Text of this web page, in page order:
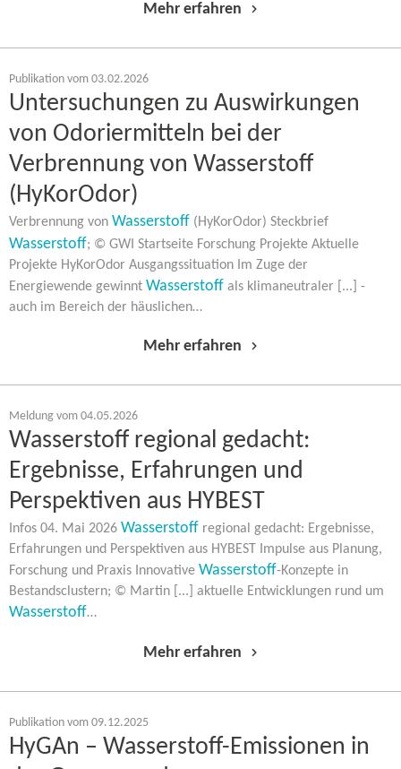
Mehr erfahren
Publikation vom 03.02.2026
Untersuchungen zu Auswirkungen
von Odoriermitteln bei der
Verbrennung von Wasserstoff
(HyKorOdor)
Verbrennung von Wasserstoff (HyKorOdor) Steckbrief
Wasserstoff; © GWI Startseite Forschung Projekte Aktuelle
Projekte HyKorOdor Ausgangssituation Im Zuge der
Energiewende gewinnt Wasserstoff als klimaneutraler [...] -
auch im Bereich der häuslichen…
Mehr erfahren
Meldung vom 04.05.2026
Wasserstoff regional gedacht:
Ergebnisse, Erfahrungen und
Perspektiven aus HYBEST
Infos 04. Mai 2026 Wasserstoff regional gedacht: Ergebnisse,
Erfahrungen und Perspektiven aus HYBEST Impulse aus Planung,
Forschung und Praxis Innovative Wasserstoff-​Konzepte in
Bestandsclustern; © Martin [...] aktuelle Entwicklungen rund um
Wasserstoff…
Mehr erfahren
Publikation vom 09.12.2025
HyGAn – Wasserstoff-​Emissionen in